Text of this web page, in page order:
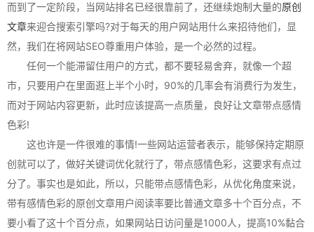
而到了一定阶段，当网站排名已经很靠前了，还继续炮制大量的原创
文章来迎合搜索引擎吗?对于每天的用户网站用什么来招待他们，显
然，我们在将网站SEO尊重用户体验，是一个必然的过程。
任何一个能滞留住用户的方式，都不要轻易舍弃，就像一个超
市，只要用户在里面逛上半个小时，90%的几率会有消费行为发生，
而对于网站内容更新，此时应该提高一点质量，良好让文章带点感情
色彩!
这也许是一件很难的事情!一些网站运营者表示，能够保持定期原
创就可以了，做好关键词优化就行了，带点感情色彩，这要求有点过
分了。事实也是如此，所以，只能带点感情色彩，从优化角度来说，
带有感情色彩的原创文章用户阅读率要比普通文章多十个百分点，不
要小看了这十个百分点，如果网站日访问量是1000人，提高10%黏合